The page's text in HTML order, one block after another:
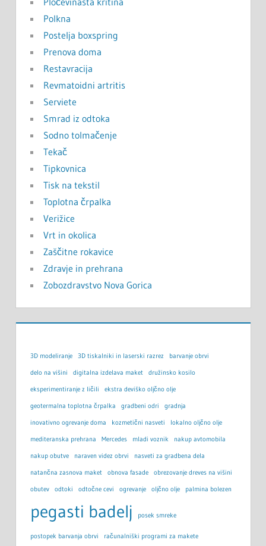
Polkna
Postelja boxspring
Prenova doma
Restavracija
Revmatoidni artritis
Serviete
Smrad iz odtoka
Sodno tolmačenje
Tekač
Tipkovnica
Tisk na tekstil
Toplotna črpalka
Verižice
Vrt in okolica
Zaščitne rokavice
Zdravje in prehrana
Zobozdravstvo Nova Gorica
3D modeliranje 3D tiskalniki in laserski razrez barvanje obrvi
delo na višini digitalna izdelava maket družinsko kosilo
eksperimentiranje z ličili ekstra deviško oljčno olje
geotermalna toplotna črpalka gradbeni odri gradnja
inovativno ogrevanje doma kozmetični nasveti lokalno oljčno olje
mediteranska prehrana Mercedes mladi voznik nakup avtomobila
nakup obutve naraven videz obrvi nasveti za gradbena dela
natančna zasnova maket obnova fasade obrezovanje dreves na višini
obutev odtoki odtočne cevi ogrevanje oljčno olje palmina bolezen
pegasti badelj posek smreke
postopek barvanja obrvi računalniški programi za makete